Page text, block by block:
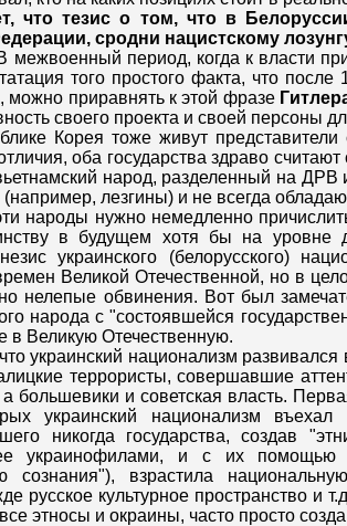
что тезис о том, что в
сродни нацистскому
период, когда к власти
того простого факта, что
можно приравнять к этой фразе
своего проекта и своей персоны
Корея тоже живут
оба государства здраво
народ, разделенный на ДРВ
лезгины) и не всегда
народы нужно немедленно
в будущем хотя бы на уровне
украинского (белорусского)
Великой Отечественной, но в
нелепые обвинения. Вот был
народа с "состоявшейся
в Великую Отечественную.
украинский национализм
террористы, совершавшие
большевики и советская власть.
украинский национализм
никогда государства, создав
украинофилами, и с их помощью
сознания"), взрастила
русское культурное пространство и
этносы и окраины, часто просто